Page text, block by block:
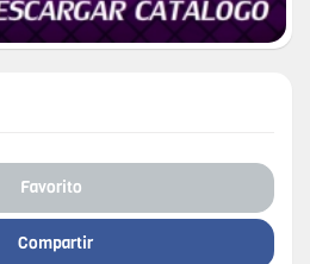
Favorito
Compartir